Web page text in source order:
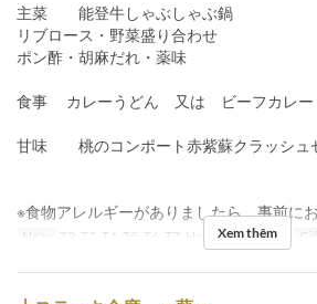
主菜 能登牛しゃぶしゃぶ鍋
リブロース・野菜盛り合わせ
ポン酢・胡麻だれ・薬味
食事 カレーうどん 又は ビーフカレ
甘味 桃のコンポート赤紫蘇クラッシュ
※食物アレルギーがありましたら、事前に
Ngày T2, T3, T4, T5, T6, T7, Hol Bữa Bữa tối
Xem thêm